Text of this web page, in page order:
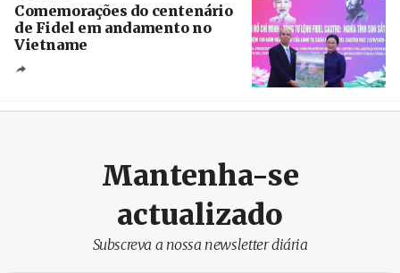
Comemorações do centenário
de Fidel em andamento no
Vietname
Mantenha-se
actualizado
Subscreva a nossa newsletter diária